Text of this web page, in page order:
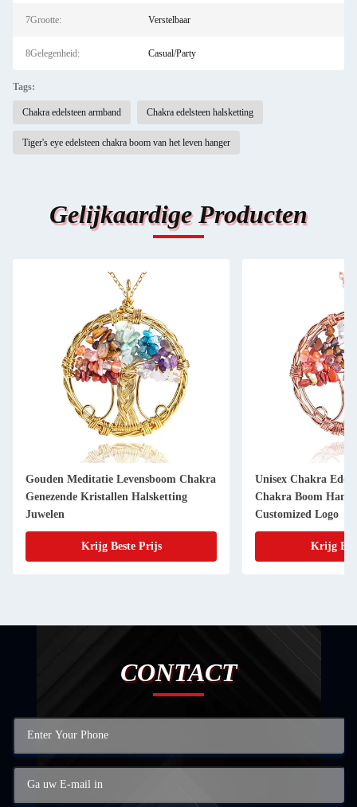
7Grootte: Verstelbaar
8Gelegenheid: Casual/Party
Tags:
Chakra edelsteen armband Chakra edelsteen halsketting
Tiger's eye edelsteen chakra boom van het leven hanger
Gelijkaardige Producten
Gouden Meditatie Levensboom Chakra
Genezende Kristallen Halsketting
Juwelen
Krijg Beste Prijs
Unisex Chakra
Chakra Boom
Customized Logo
Krijg
CONTACT